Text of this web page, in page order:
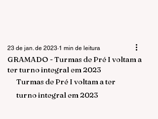
GRAMADO - Turmas de Pré I voltam a
ter turno integral em 2023
23 de jan. de 2023 1 min de leitura
Turmas de Pré I voltam a ter
turno integral em 2023